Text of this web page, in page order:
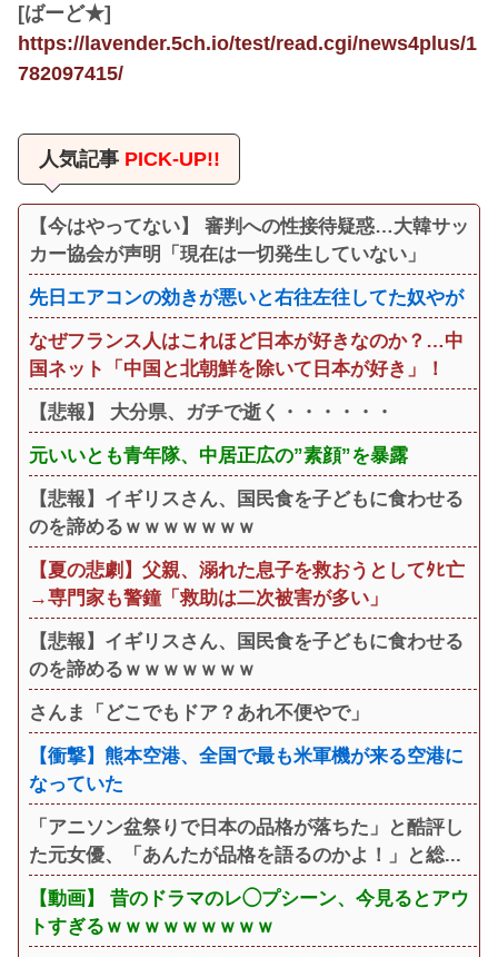
[ばーど★]
https://lavender.5ch.io/test/read.cgi/news4plus/1
782097415/
人気記事PICK-UP!!
【今はやってない】 審判への性接待疑惑…大韓サッ
カー協会が声明「現在は一切発生していない」
先日エアコンの効きが悪いと右往左往してた奴やが
なぜフランス人はこれほど日本が好きなのか？…中
国ネット「中国と北朝鮮を除いて日本が好き」！
【悲報】 大分県、ガチで逝く・・・・・・
元いいとも青年隊、中居正広の”素顔”を暴露
【悲報】イギリスさん、国民食を子どもに食わせる
のを諦めるｗｗｗｗｗｗｗ
【夏の悲劇】父親、溺れた息子を救おうとしてﾀﾋ亡
→専門家も警鐘「救助は二次被害が多い」
【悲報】イギリスさん、国民食を子どもに食わせる
のを諦めるｗｗｗｗｗｗｗ
さんま「どこでもドア？あれ不便やで」
【衝撃】熊本空港、全国で最も米軍機が来る空港に
なっていた
「アニソン盆祭りで日本の品格が落ちた」と酷評し
た元女優、「あんたが品格を語るのかよ！」と総...
【動画】 昔のドラマのレ◯プシーン、今見るとアウ
トすぎるｗｗｗｗｗｗｗｗｗ